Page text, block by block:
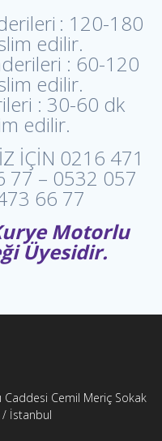
: 120-180
edilir.
: 60-120
edilir.
: 30-60 dk
edilir.
İÇİN 0216 471
77 – 0532 057
66 77
Motorlu
Üyesidir.
Caddesi Cemil Meriç Sokak
İstanbul